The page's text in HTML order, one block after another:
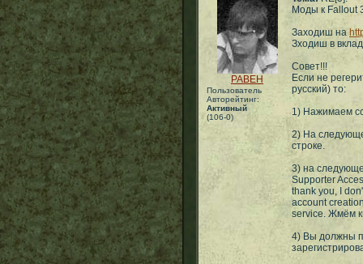
PABEH
Пользователь
Авторейтинг:
Активный
(106-0)
Моды к Fallout
Заходиш на
Зходиш в
Совет!!!
Если не
русский) то:
1) Нажимаем
2) На
строке.
3) на
Supporter
thank you, I
account
service. Жмём
4) Вы должны